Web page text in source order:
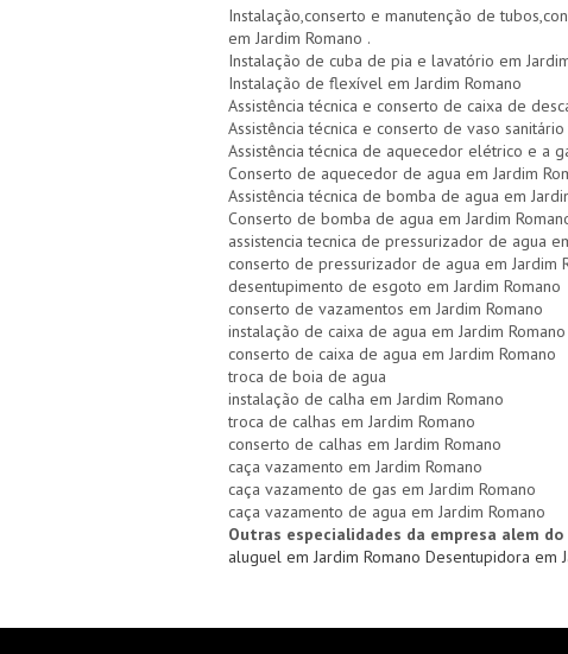
Instalação,conserto e manutenção de
em Jardim Romano .
Instalação de cuba de pia e lavatório em
Instalação de flexível em Jardim Romano
Assistência técnica e conserto de caixa de
Assistência técnica e conserto de vaso
Assistência técnica de aquecedor elétrico e a
Conserto de aquecedor de agua em Jardim
Assistência técnica de bomba de agua em
Conserto de bomba de agua em Jardim
assistencia tecnica de pressurizador de agua
conserto de pressurizador de agua em Jardim
desentupimento de esgoto em Jardim Romano
conserto de vazamentos em Jardim Romano
instalação de caixa de agua em Jardim Romano
conserto de caixa de agua em Jardim Romano
troca de boia de agua
instalação de calha em Jardim Romano
troca de calhas em Jardim Romano
conserto de calhas em Jardim Romano
caça vazamento em Jardim Romano
caça vazamento de gas em Jardim Romano
caça vazamento de agua em Jardim Romano
Outras especialidades da empresa alem
aluguel em Jardim Romano Desentupidora em